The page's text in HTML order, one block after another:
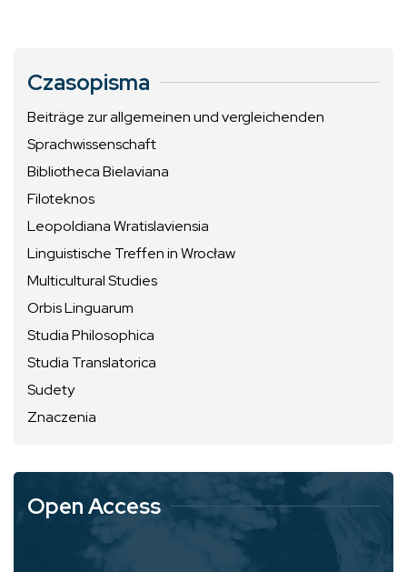
Czasopisma
Beiträge zur allgemeinen und vergleichenden
Sprachwissenschaft
Bibliotheca Bielaviana
Filoteknos
Leopoldiana Wratislaviensia
Linguistische Treffen in Wrocław
Multicultural Studies
Orbis Linguarum
Studia Philosophica
Studia Translatorica
Sudety
Znaczenia
Open Access